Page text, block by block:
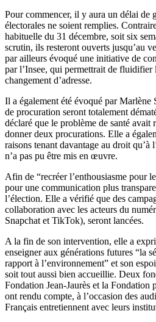
Pour commencer, il y aura un délai de
électorales ne soient remplies.
habituelle du 31 décembre, soit six
scrutin, ils resteront ouverts jusqu’au
par ailleurs évoqué une initiative de
par l’Insee, qui permettrait de fluidifier
changement d’adresse.
Il a également été évoqué par Marlène
de procuration seront totalement
déclaré que le problème de santé avait
donner deux procurations. Elle a
raisons tenant davantage au droit qu’à
n’a pas pu être mis en œuvre.
Afin de “recréer l’enthousiasme pour
pour une communication plus
l’élection. Elle a vérifié que des
collaboration avec les acteurs du
Snapchat et TikTok), seront lancées.
A la fin de son intervention, elle a
enseigner aux générations futures “la
rapport à l’environnement” et son
soit tout aussi bien accueillie. Deux
Fondation Jean-Jaurès et la
ont rendu compte, à l’occasion des
Français entretiennent avec leurs